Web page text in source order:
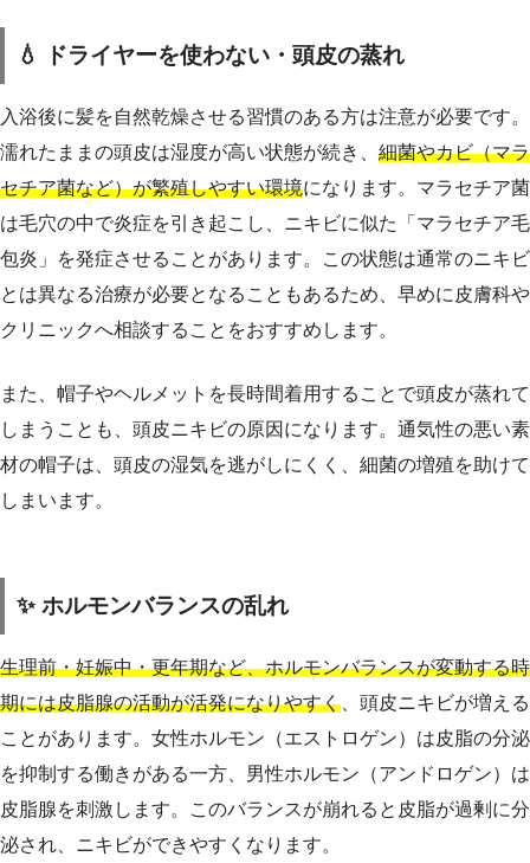
💧 ドライヤーを使わない・頭皮の蒸れ
入浴後に髪を自然乾燥させる習慣のある方は注意が必要です。
濡れたままの頭皮は湿度が高い状態が続き、 細菌やカビ（マラ
セチア菌など）が繁殖しやすい環境になります。マラセチア菌
は毛穴の中で炎症を引き起こし、ニキビに似た「マラセチア毛
包炎」を発症させることがあります。この状態は通常のニキビ
とは異なる治療が必要となることもあるため、早めに皮膚科や
クリニックへ相談することをおすすめします。
また、帽子やヘルメットを長時間着用することで頭皮が蒸れて
しまうことも、頭皮ニキビの原因になります。通気性の悪い素
材の帽子は、頭皮の湿気を逃がしにくく、細菌の増殖を助けて
しまいます。
✨ ホルモンバランスの乱れ
生理前・妊娠中・更年期など、ホルモンバランスが変動する時
期には皮脂腺の活動が活発になりやすく 、頭皮ニキビが増える
ことがあります。女性ホルモン（エストロゲン）は皮脂の分泌
を抑制する働きがある一方、男性ホルモン（アンドロゲン）は
皮脂腺を刺激します。このバランスが崩れると皮脂が過剰に分
泌され、ニキビができやすくなります。